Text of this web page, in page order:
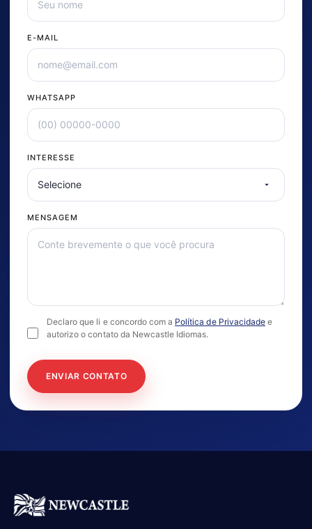
E-MAIL
WHATSAPP
INTERESSE
MENSAGEM
Declaro que li e concordo com a Política de Privacidadee
autorizo o contato da Newcastle Idiomas.
ENVIAR CONTATO